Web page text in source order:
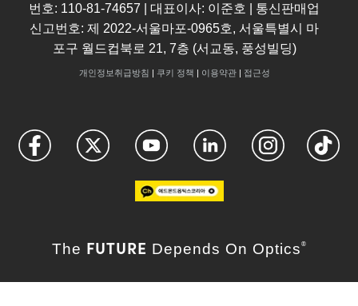
번호: 110-81-74657 | 대표이사: 이준호 | 통신판매업
신고번호: 제 2022-서울마포-0965호, 서울특별시 마
포구 월드컵북로 21, 7층 (서교동, 풍성빌딩)
개인정보취급방침 | 쿠키 정책 | 이용약관| 접근성
The FUTURE Depends On Optics ®